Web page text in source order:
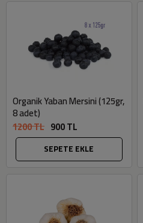
Organik Yaban Mersini (125gr,
8 adet)
1200 TL 900 TL
SEPETE EKLE